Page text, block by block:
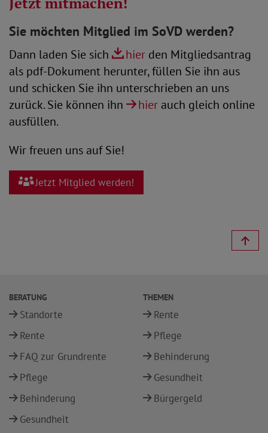
Sie möchten Mitglied im SoVD werden?
Dann laden Sie sich hier den Mitgliedsantrag
als pdf-Dokument herunter, füllen Sie ihn aus
und schicken Sie ihn unterschrieben an uns
zurück. Sie können ihn
hier auch gleich online
ausfüllen.
Wir freuen uns auf Sie!
Jetzt Mitglied werden!
BERATUNG
Standorte
Rente
FAQ zur Grundrente
Pflege
Behinderung
Gesundheit
THEMEN
Rente
Pflege
Behinderung
Gesundheit
Bürgergeld